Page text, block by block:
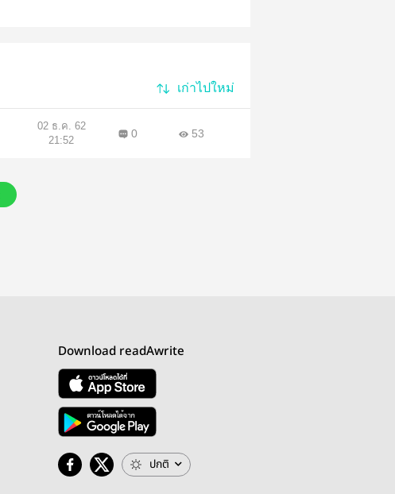
เก่าไปใหม่
02 ธ.ค. 62
21:52
0 53
Download readAwrite
ปกติ